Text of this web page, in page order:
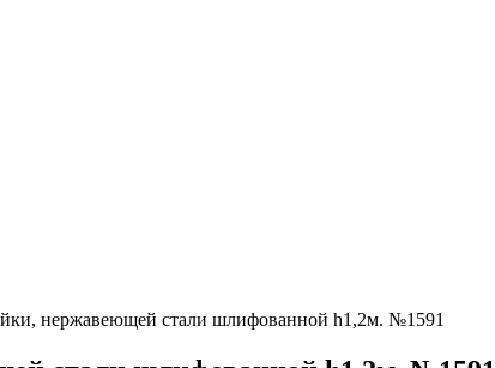
нержавеющей стали шлифованной h1,2м. №1591